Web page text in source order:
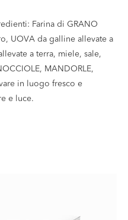
Farina di GRANO
UOVA da galline allevate a
a terra, miele, sale,
MANDORLE,
in luogo fresco e
e luce.